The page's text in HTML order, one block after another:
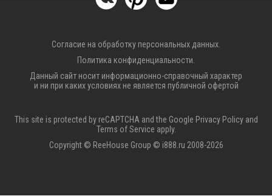
Согласие на обработку персональных данных.
Политика конфиденциальности.
Данный сайт носит информационно-справочный характер
и ни при каких условиях не является публичной офертой
This site is protected by reCAPTCHA and the Google Privacy Policyand
Terms of Service apply.
Copyright © ReeHouse Group © i888.ru 2008-2026